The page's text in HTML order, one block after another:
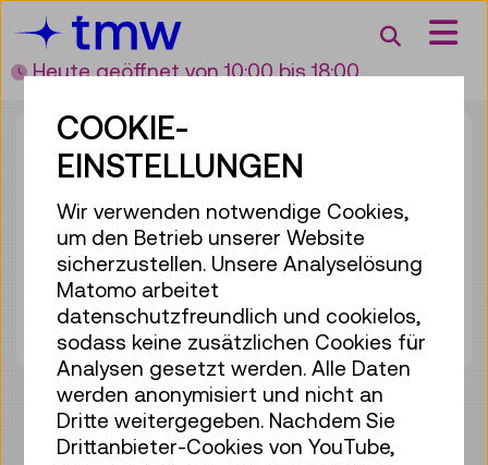
Zum Inhalt
Zum Hauptmenü
Zur Suche
Zur Zielgruppennavigation
Suche
Heute geöffnetvon 10:00 bis 18:00
BUNDESKANZLERAMT
weitere Involvements
COOKIE-
EINSTELLUNGEN
Wir verwenden notwendige Cookies,
um den Betrieb unserer Website
sicherzustellen. Unsere Analyselösung
Matomo arbeitet
datenschutzfreundlich und cookielos,
sodass keine zusätzlichen Cookies für
Analysen gesetzt werden. Alle Daten
werden anonymisiert und nicht an
Dritte weitergegeben. Nachdem Sie
Drittanbieter-Cookies von YouTube,